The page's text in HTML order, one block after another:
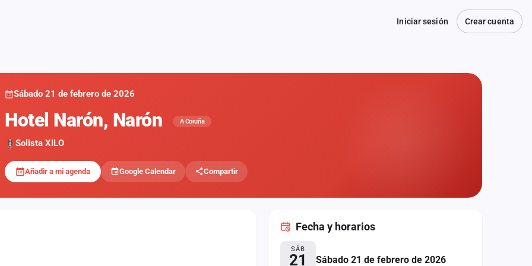
Iniciar sesión Crear cuenta
Sábado 21 de febrero de 2026
Hotel Narón, Narón A Coruña
Solista XILO
Añadir a mi agenda Google Calendar Compartir
Fecha y horarios
SÁB
21 Sábado 21 de febrero de 2026